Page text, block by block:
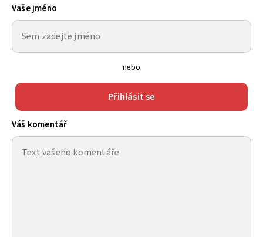
Vaše jméno
nebo
Přihlásit se
Váš komentář